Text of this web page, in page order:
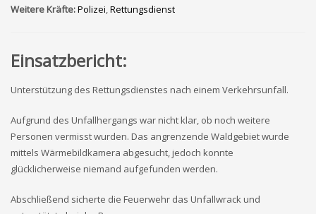
Weitere Kräfte:Polizei,Rettungsdienst
Einsatzbericht:
Unterstützung des Rettungsdienstes nach einem Verkehrsunfall.
Aufgrund des Unfallhergangs war nicht klar, ob noch weitere
Personen vermisst wurden. Das angrenzende Waldgebiet wurde
mittels Wärmebildkamera abgesucht, jedoch konnte
glücklicherweise niemand aufgefunden werden.
Abschließend sicherte die Feuerwehr das Unfallwrack und